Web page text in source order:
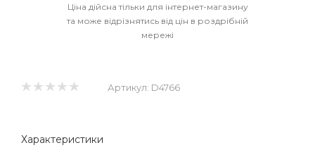
Ціна дійсна тільки для інтернет-магазину
та може відрізнятись від цін в роздрібній
мережі
Артикул: D4766
Характеристики